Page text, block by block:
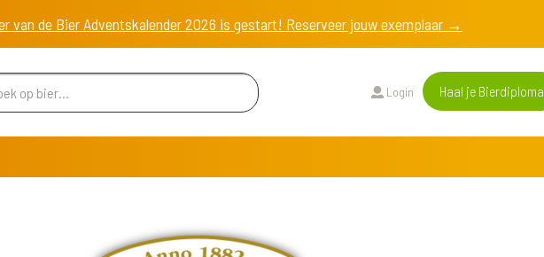
van de Bier Adventskalender 2026 is gestart! Reserveer jouw exemplaar →
Login Haal je Bierdiploma